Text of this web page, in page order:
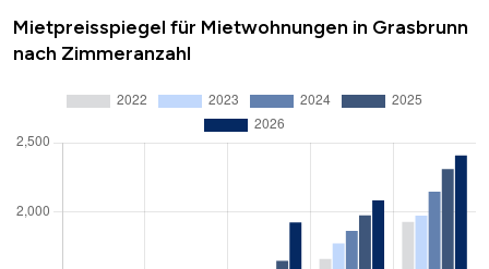
Mietpreisspiegel für Mietwohnungen in Grasbrunn
nach Zimmeranzahl